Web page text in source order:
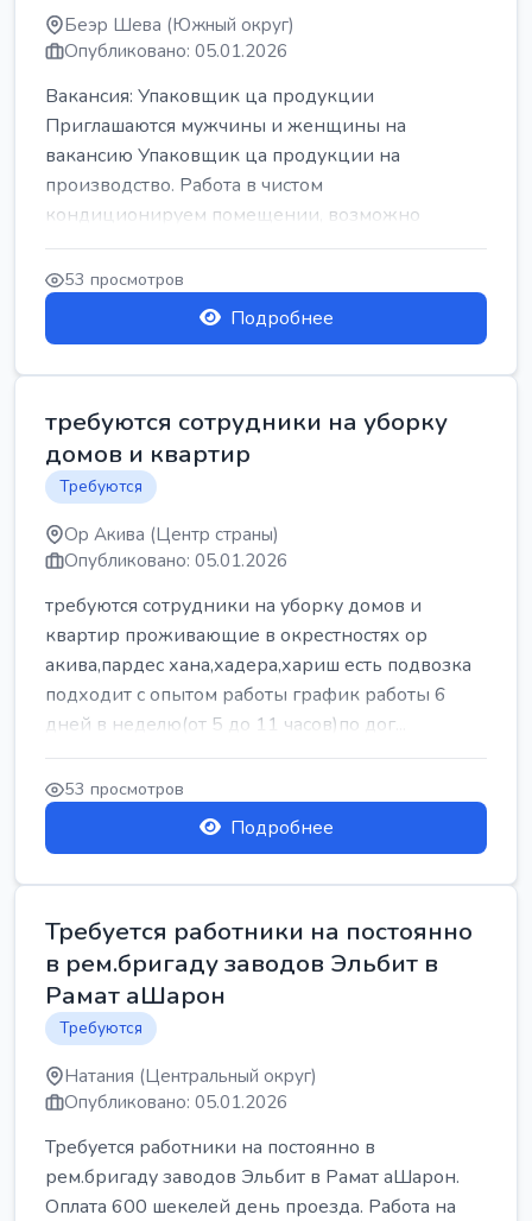
Беэр Шева (Южный округ)
Опубликовано: 05.01.2026
Вакансия: Упаковщик ца продукции
Приглашаются мужчины и женщины на
вакансию Упаковщик ца продукции на
производство. Работа в чистом
кондиционируем помещении, возможно
работать сидя. Работа с воскресен...
53 просмотров
Подробнее
требуются сотрудники на уборку
домов и квартир
Требуются
Ор Акива (Центр страны)
Опубликовано: 05.01.2026
требуются сотрудники на уборку домов и
квартир проживающие в окрестностях ор
акива,пардес хана,хадера,хариш есть подвозка
подходит с опытом работы график работы 6
дней в неделю(от 5 до 11 часов)по дог...
53 просмотров
Подробнее
Требуется работники на постоянно
в рем.бригаду заводов Эльбит в
Рамат аШарон
Требуются
Натания (Центральный округ)
Опубликовано: 05.01.2026
Требуется работники на постоянно в
рем.бригаду заводов Эльбит в Рамат аШарон.
Оплата 600 шекелей день проезда. Работа на